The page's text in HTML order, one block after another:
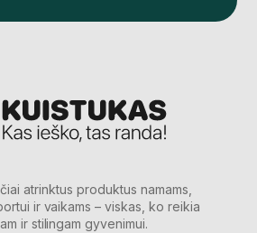
atrinktus produktus namams,
ir vaikams – viskas, ko reikia
ir stilingam gyvenimui.